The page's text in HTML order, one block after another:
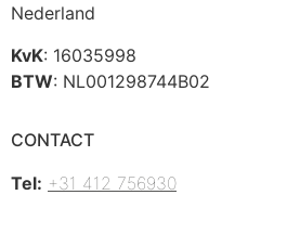
Nederland
KvK: 16035998
BTW: NL001298744B02
CONTACT
Tel: +31 412 756930